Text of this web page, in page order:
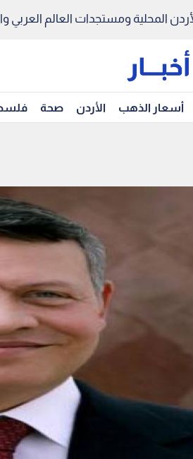
المحلية ومستجدات العالم العربي
أسعار الذهب الأردن صحة